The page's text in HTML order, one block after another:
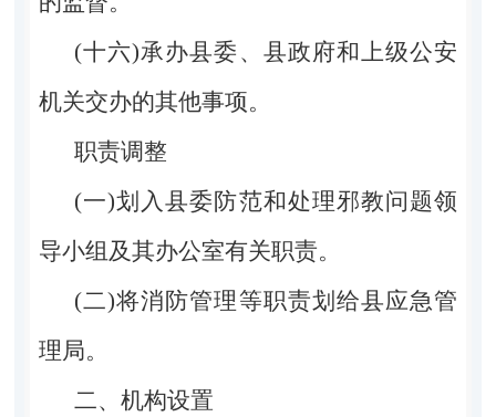
(十六)承办县委、县政府和上级公安
机关交办的其他事项。
职责调整
(一)划入县委防范和处理邪教问题领
导小组及其办公室有关职责。
(二)将消防管理等职责划给县应急管
理局。
二、机构设置